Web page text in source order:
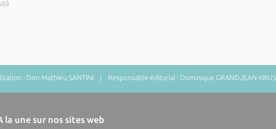
: Don-Mathieu SANTINI | Responsable éditorial : Dominique GRANDJEAN-
la une sur nos sites web